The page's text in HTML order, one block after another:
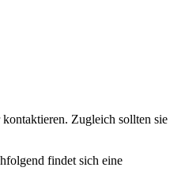
Zugleich sollten sie
findet sich eine